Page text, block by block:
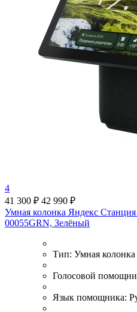
4
41 300 ₽ 42 990 ₽
Умная колонка Яндекс
00055GRN, Зелёный
Тип: Умная колонка
Голосовой
Язык помощника: